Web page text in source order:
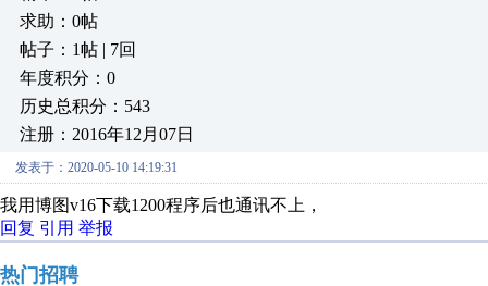
求助：0帖
帖子：1帖 | 7回
年度积分：0
历史总积分：543
注册：2016年12月07日
发表于：2020-05-10 14:19:31
我用博图v16下载1200程序后也通讯不上，
回复 引用 举报
热门招聘